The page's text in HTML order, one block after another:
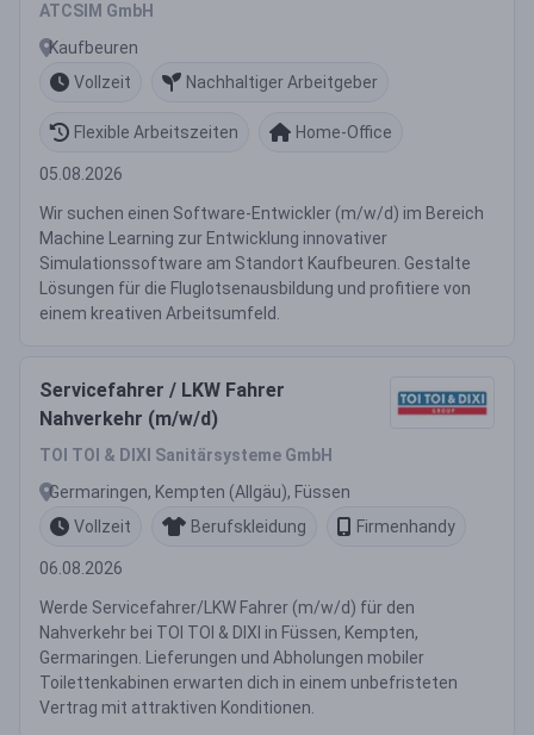
ATCSIM GmbH
Kaufbeuren
Vollzeit
Nachhaltiger Arbeitgeber
Flexible Arbeitszeiten Home-Office
05.08.2026
Wir suchen einen Software-Entwickler (m/w/d) im Bereich
Machine Learning zur Entwicklung innovativer
Simulationssoftware am Standort Kaufbeuren. Gestalte
Lösungen für die Fluglotsenausbildung und profitiere von
einem kreativen Arbeitsumfeld.
Servicefahrer / LKW Fahrer
Nahverkehr (m/w/d)
TOI TOI & DIXI Sanitärsysteme GmbH
Germaringen, Kempten (Allgäu), Füssen
Vollzeit
Berufskleidung Firmenhandy
06.08.2026
Werde Servicefahrer/LKW Fahrer (m/w/d) für den
Nahverkehr bei TOI TOI & DIXI in Füssen, Kempten,
Germaringen. Lieferungen und Abholungen mobiler
Toilettenkabinen erwarten dich in einem unbefristeten
Vertrag mit attraktiven Konditionen.